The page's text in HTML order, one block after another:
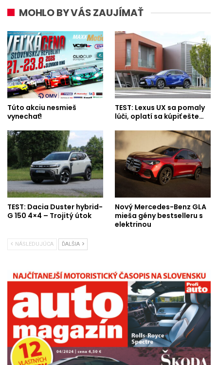
MOHLO BY VÁS ZAUJÍMAŤ
Túto akciu nesmieš
vynechať!
TEST: Lexus UX sa pomaly
lúči, oplatí sa kúpiť ešte…
TEST: Dacia Duster hybrid-
G 150 4×4 – Trojitý útok
Nový Mercedes-Benz GLA
mieša gény bestselleru s
elektrinou
NÁSLEDUJÚCA ĎALŠIA